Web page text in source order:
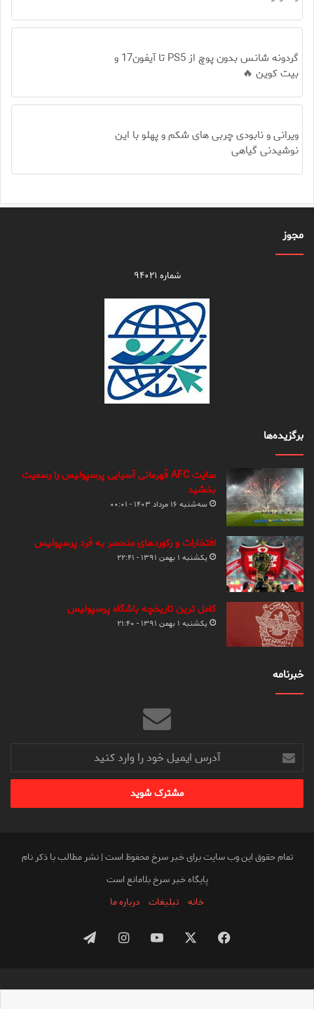
گردونه شانس بدون پوچ از PS5 تا آیفون17 و
بیت کوین 🔥
ویرانی و نابودی چربی های شکم و پهلو با این
نوشیدنی گیاهی
مجوز
شماره ۹۴۰۲۱
برگزیده‌ها
سایت AFC قهرمانی آسیایی پرسپولیس را رسمیت
بخشید
سه‌شنبه ۱۶ مرداد ۱۴۰۳ - ۰۰:۰۱
افتخارات و رکوردهای منحصر به فرد پرسپولیس
یکشنبه ۱ بهمن ۱۳۹۱ - ۲۲:۴۱
کامل ترین تاریخچه باشگاه پرسپولیس
یکشنبه ۱ بهمن ۱۳۹۱ - ۲۱:۴۰
خبرنامه
آدرس
ایمیل
خود
وارد
تمام حقوق این وب سایت برای خبر سرخ محفوظ است | نشر مطالب با ذکر نام
پایگاه خبر سرخ بلامانع است
خانه
تبلیغات درباره ما
فیس
یوتیوباینستاگرامتلگرام